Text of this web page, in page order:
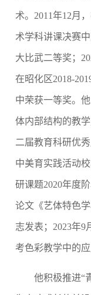
术。 2011年12月
术学科讲课决赛中
大比武二等奖；
在昭化区2018-
中荣获一等奖。
体内部结构的教
二届教育科研优
中美育实践活动
研课题2020年度
论文《艺体特色
志发表； 2023年9
考色彩教学中的
他积极推进“